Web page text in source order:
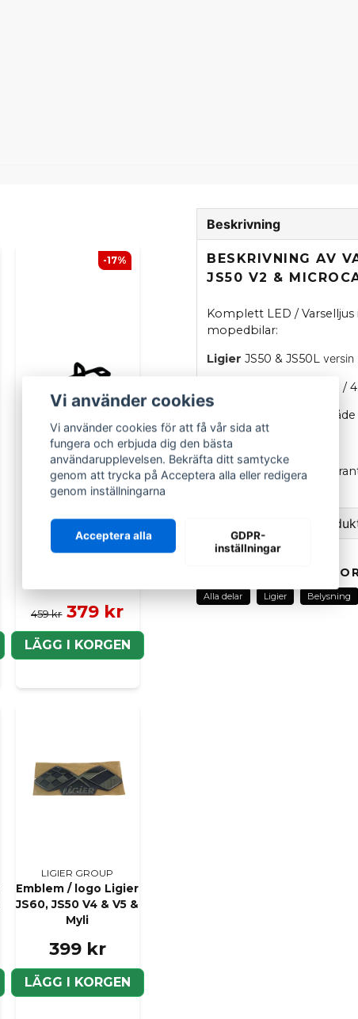
LIGIER GROUP
Låsbygel / låsstift
459 kr 379 kr
LÄGG I KORGEN
-17%
LIGIER GROUP
Emblem / logo Ligier
JS60, JS50 V4 & V5 &
Myli
399 kr
LÄGG I KORGEN
Beskrivning
BESKRIVNING AV
JS50 V2 &
Komplett LED /
mopedbilar:
Ligier JS50 & JS50L versin
Mgo & Due 3 / 4.
Detta led-ljus passar
OEM
OBS: Kontrollera
Ställ en fråga om
Fråga oss om denna
RELATERADE
Alla delar Ligier Belysning
Vi använder cookies
Vi använder cookies för att få vår sida att
fungera och erbjuda dig den bästa
användarupplevelsen. Bekräfta ditt samtycke
genom att trycka på Acceptera alla eller redigera
genom inställningarna
Acceptera alla
GDPR-
inställningar